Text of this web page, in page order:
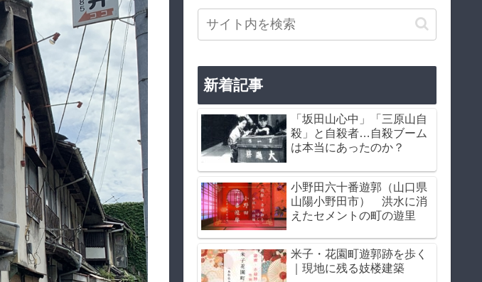
新着記事
「坂田山心中」「三原山自
殺」と自殺者…自殺ブーム
は本当にあったのか？
小野田六十番遊郭（山口県
山陽小野田市） 洪水に消
えたセメントの町の遊里
米子・花園町遊郭跡を歩く
｜現地に残る妓楼建築